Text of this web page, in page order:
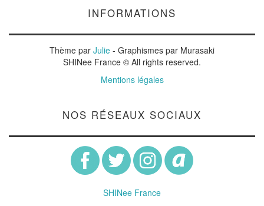
INFORMATIONS
Thème par Julie - Graphismes par Murasaki
SHINee France © All rights reserved.
Mentions légales
NOS RÉSEAUX SOCIAUX
SHINee France